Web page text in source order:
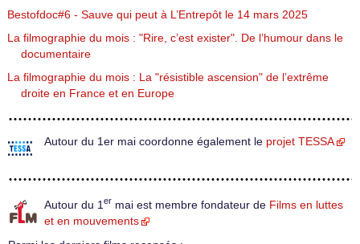
Bestofdoc#6 - Sauve qui peut à L’Entrepôt le 14 mars 2025
La filmographie du mois : "Rire, c’est exister". De l’humour dans le
documentaire
La filmographie du mois : La "résistible ascension" de l’extrême
droite en France et en Europe
Autour du 1er mai coordonne également le projet TESSA
Autour du 1 er mai est membre fondateur de Films en luttes
et en mouvements